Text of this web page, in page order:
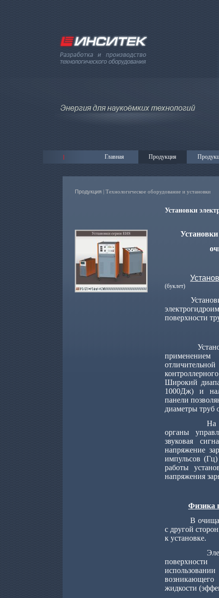
Главная Продукция
Продукция | Технологическое оборудование и установки
Установки
(буклет)
поверхности
Широкий
1000Дж) и
панели
диаметры труб
На
органы
звуковая
напряжение
импульсов
работы
напряжения
Физика
В
с другой
к установке.
возникающего
жидкости